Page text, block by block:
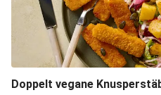
Doppelt vegane